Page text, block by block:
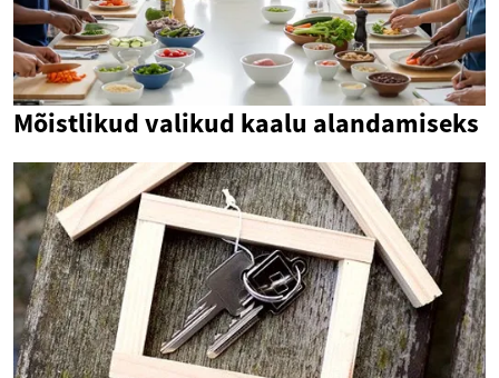
Mõistlikud valikud kaalu alandamiseks